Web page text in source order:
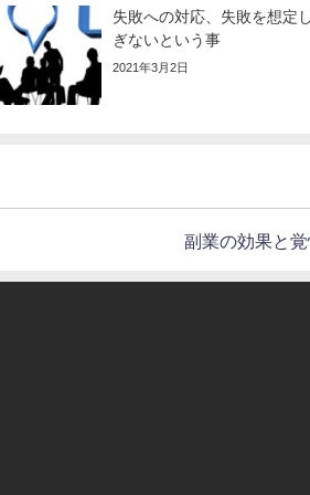
失敗への対応、失敗を想定
ぎないという事
2021年3月2日
副業の効果と